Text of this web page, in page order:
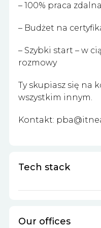
– 100% praca
– Budżet na
– Szybki start – w
rozmowy
Ty skupiasz się na
wszystkim innym.
Kontakt:
Tech stack
Our offices